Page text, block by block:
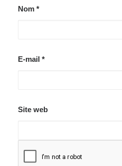
Nom *
E-mail *
Site web